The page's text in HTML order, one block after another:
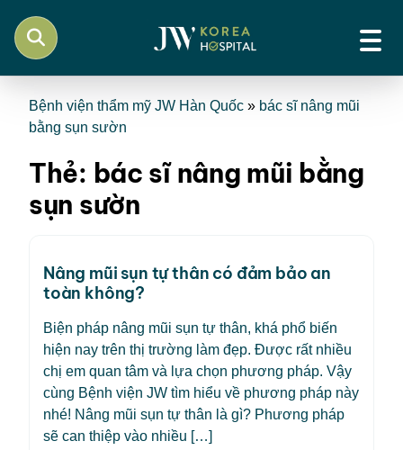
Bệnh viện thẩm mỹ JW Hàn Quốc » bác sĩ nâng mũi
bằng sụn sườn
Thẻ: bác sĩ nâng mũi bằng
sụn sườn
Nâng mũi sụn tự thân có đảm bảo an
toàn không?
Biện pháp nâng mũi sụn tự thân, khá phổ biến
hiện nay trên thị trường làm đẹp. Được rất nhiều
chị em quan tâm và lựa chọn phương pháp. Vậy
cùng Bệnh viện JW tìm hiểu về phương pháp này
nhé! Nâng mũi sụn tự thân là gì? Phương pháp
sẽ can thiệp vào nhiều […]